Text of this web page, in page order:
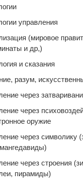
управления
(мировое
и др,)
и сказания
разум,
через
через
оружие
через символику
через строения
пирамиды)